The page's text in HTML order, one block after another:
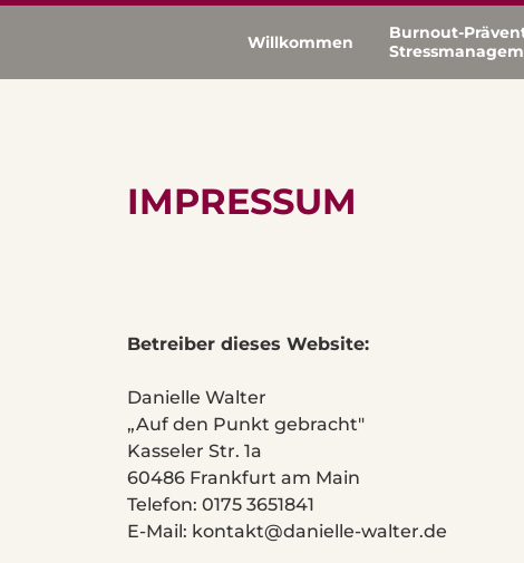
Willkommen
Burnout-
IMPRESSUM
Betreiber dieses Website:
Danielle Walter
„Auf den Punkt gebracht"
Kasseler Str. 1a
60486 Frankfurt am Main
Telefon: 0175 3651841
E-Mail: kontakt@danielle-walter.de